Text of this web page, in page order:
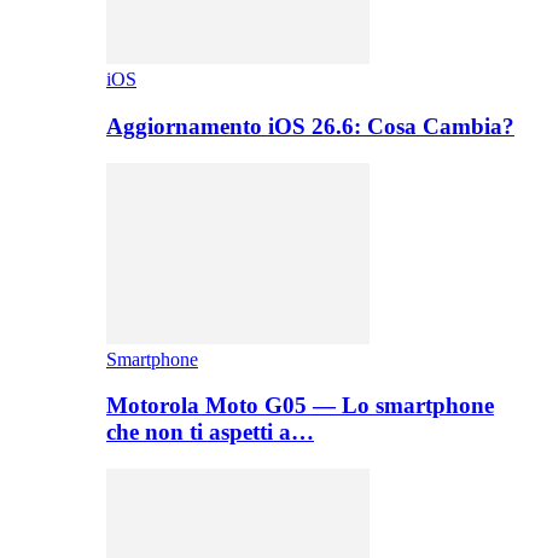
iOS
Aggiornamento iOS 26.6: Cosa Cambia?
Smartphone
Motorola Moto G05 — Lo smartphone
che non ti aspetti a…